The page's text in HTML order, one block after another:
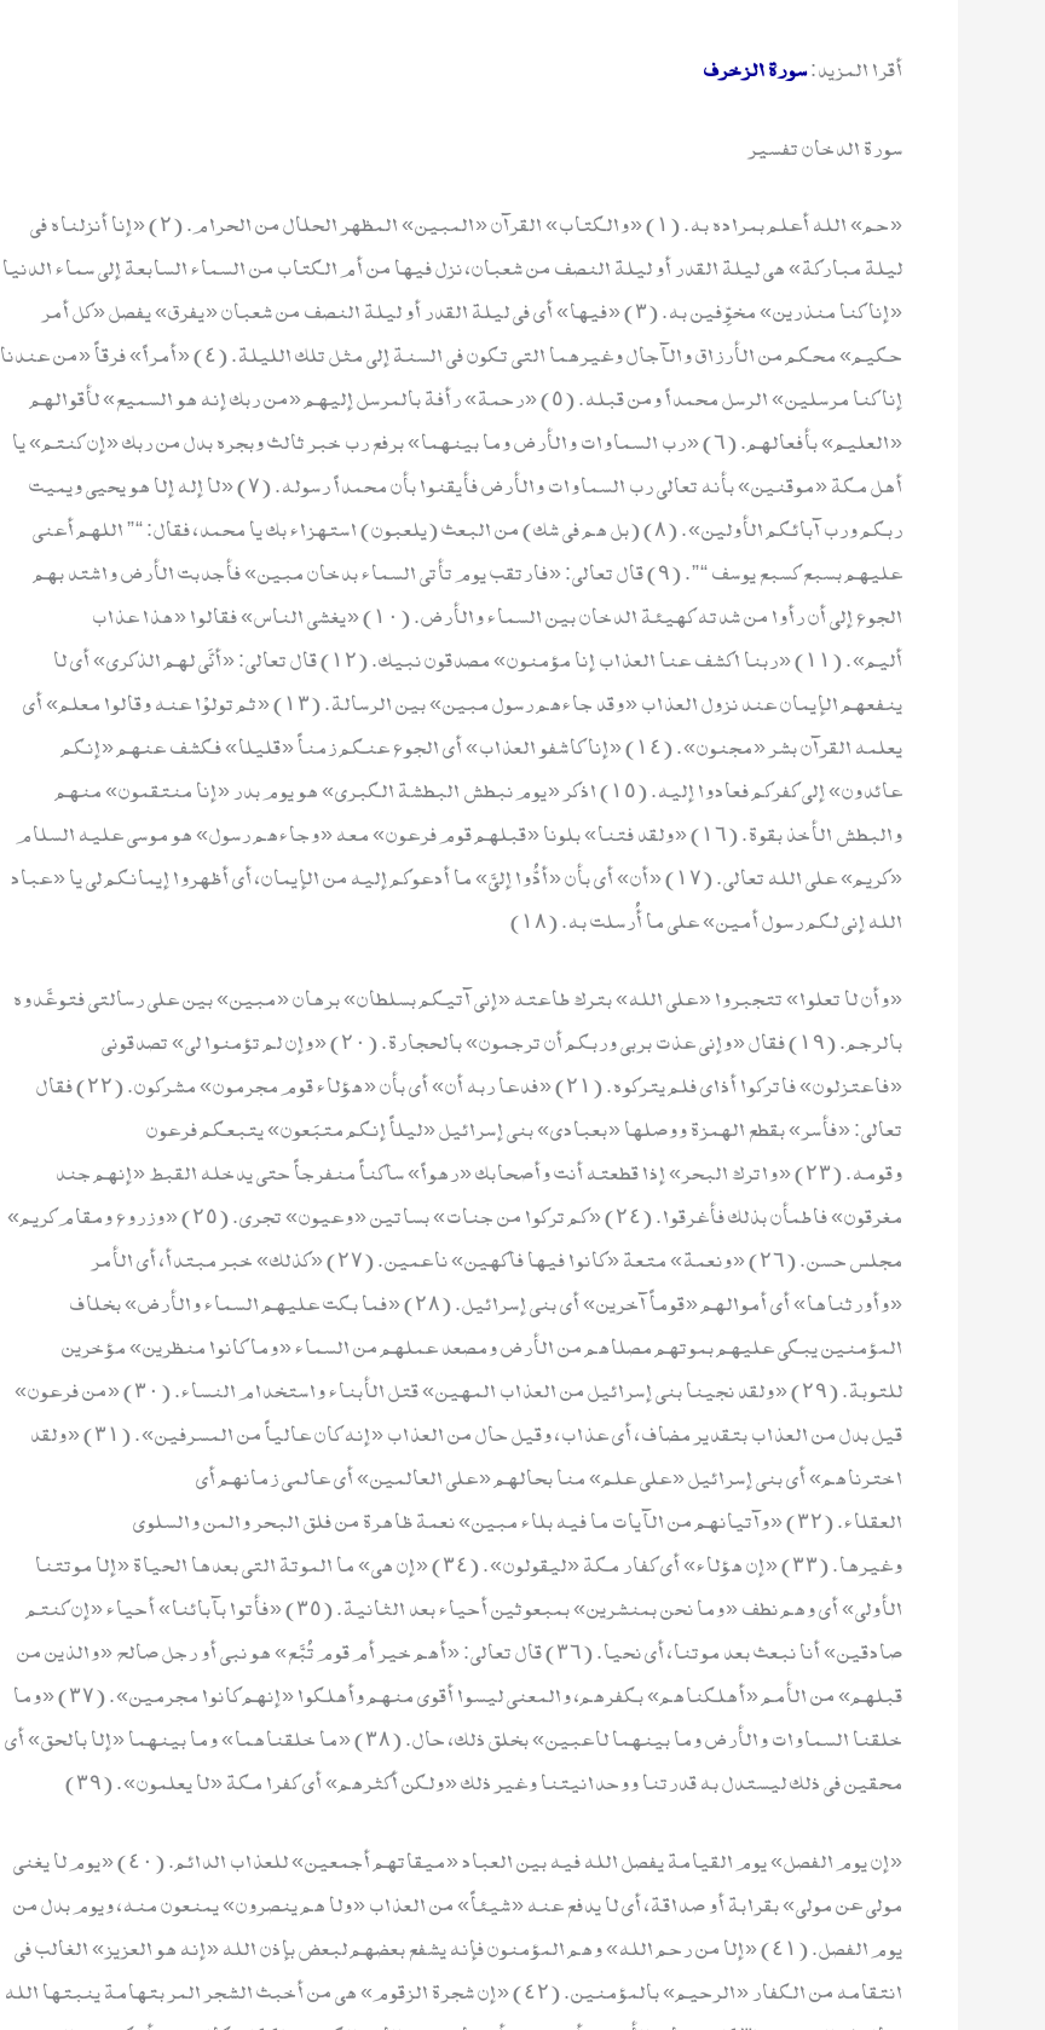
أقرا المزيد:سورة الزخرف
سورة الدخان تفسير
«حم» الله أعلم بمراده به. (١) «والكتاب» القرآن «المبين» المظهر الحلال من الحرام. (٢) «إنا أنزلناه في
ليلة مباركة» هي ليلة القدر أو ليلة النصف من شعبان، نزل فيها من أم الكتاب من السماء السابعة إلى سماء الدنيا
«إنا كنا منذرين» مخوِّفين به. (٣) «فيها» أي في ليلة القدر أو ليلة النصف من شعبان «يفرق» يفصل «كل أمر
حكيم» محكم من الأرزاق والآجال وغيرهما التي تكون في السنة إلى مثل تلك الليلة. (٤) «أمراً» فرقاً «من عندنا
إنا كنا مرسلين» الرسل محمداً ومن قبله. (٥) «رحمة» رأفة بالمرسل إليهم «من ربك إنه هو السميع» لأقوالهم
«العليم» بأفعالهم. (٦) «رب السماوات والأرض وما بينهما» برفع رب خبر ثالث وبجره بدل من ربك «إن كنتم» يا
أهل مكة «موقنين» بأنه تعالى رب السماوات والأرض فأيقنوا بأن محمداً رسوله. (٧) «لا إله إلا هو يحيي ويميت
ربكم ورب آبائكم الأولين». (٨) (بل هم في شك) من البعث (يلعبون) استهزاء بك يا محمد، فقال: “” اللهم أعني
عليهم بسبع كسبع يوسف “”. (٩) قال تعالى: «فارتقب يوم تأتي السماء بدخان مبين» فأجدبت الأرض واشتد بهم
الجوع إلى أن رأوا من شدته كهيئة الدخان بين السماء والأرض. (١٠) «يغشى الناس» فقالوا «هذا عذاب
أليم». (١١) «ربنا اكشف عنا العذاب إنا مؤمنون» مصدقون نبيك. (١٢) قال تعالى: «أنَّى لهم الذكرى» أي لا
ينفعهم الإيمان عند نزول العذاب «وقد جاءهم رسول مبين» بين الرسالة. (١٣) «ثم تولوْا عنه وقالوا معلم» أي
يعلمه القرآن بشر «مجنون». (١٤) «إنا كاشفو العذاب» أي الجوع عنكم زمناً «قليلا» فكشف عنهم «إنكم
عائدون» إلى كفركم فعادوا إليه. (١٥) اذكر «يوم نبطش البطشة الكبرى» هو يوم بدر «إنا منتقمون» منهم
والبطش الأخذ بقوة. (١٦) «ولقد فتنا» بلونا «قبلهم قوم فرعون» معه «وجاءهم رسول» هو موسى عليه السلام
«كريم» على الله تعالى. (١٧) «أن» أي بأن «أدُّوا إليَّ» ما أدعوكم إليه من الإيمان، أي أظهروا إيمانكم لي يا «عباد
الله إني لكم رسول أمين» على ما أُرسلت به. (١٨)
«وأن لا تعلوا» تتجبروا «على الله» بترك طاعته «إني آتيكم بسلطان» برهان «مبين» بين على رسالتي فتوعَّدوه
بالرجم. (١٩) فقال «وإني عذت بربي وربكم أن ترجمون» بالحجارة. (٢٠) «وإن لم تؤمنوا لي» تصدقوني
«فاعتزلون» فاتركوا أذاي فلم يتركوه. (٢١) «فدعا ربه أن» أي بأن «هؤلاء قوم مجرمون» مشركون. (٢٢) فقال
تعالى: «فأسر» بقطع الهمزة ووصلها «بعبادي» بنى إسرائيل «ليلاً إنكم متبَعون» يتبعكم فرعون
وقومه. (٢٣) «واترك البحر» إذا قطعته أنت وأصحابك «رهواً» ساكناً منفرجاً حتى يدخله القبط «إنهم جند
مغرقون» فاطمأن بذلك فأغرقوا. (٢٤) «كم تركوا من جنات» بساتين «وعيون» تجري. (٢٥) «وزروع ومقام كريم»
مجلس حسن. (٢٦) «ونعمة» متعة «كانوا فيها فاكهين» ناعمين. (٢٧) «كذلك» خبر مبتدأ، أي الأمر
«وأورثناها» أي أموالهم «قوماً آخرين» أي بني إسرائيل. (٢٨) «فما بكت عليهم السماء والأرض» بخلاف
المؤمنين يبكي عليهم بموتهم مصلاهم من الأرض ومصعد عملهم من السماء «وما كانوا منظرين» مؤخرين
للتوبة. (٢٩) «ولقد نجينا بني إسرائيل من العذاب المهين» قتل الأبناء واستخدام النساء. (٣٠) «من فرعون»
قيل بدل من العذاب بتقدير مضاف، أي عذاب، وقيل حال من العذاب «إنه كان عالياً من المسرفين». (٣١) «ولقد
اخترناهم» أي بني إسرائيل «على علم» منا بحالهم «على العالمين» أي عالمي زمانهم أي
العقلاء. (٣٢) «وآتيانهم من الآيات ما فيه بلاء مبين» نعمة ظاهرة من فلق البحر والمن والسلوى
وغيرها. (٣٣) «إن هؤلاء» أي كفار مكة «ليقولون». (٣٤) «إن هي» ما الموتة التي بعدها الحياة «إلا موتتنا
الأولى» أي وهم نطف «وما نحن بمنشرين» بمبعوثين أحياء بعد الثانية. (٣٥) «فأتوا بآبائنا» أحياء «إن كنتم
صادقين» أنا نبعث بعد موتنا، أي نحيا. (٣٦) قال تعالى: «أهم خير أم قوم تُبَّع» هو نبي أو رجل صالح «والذين من
قبلهم» من الأمم «أهلكناهم» بكفرهم، والمعنى ليسوا أقوى منهم وأهلكوا «إنهم كانوا مجرمين». (٣٧) «وما
خلقنا السماوات والأرض وما بينهما لاعبين» بخلق ذلك، حال. (٣٨) «ما خلقناهما» وما بينهما «إلا بالحق» أي
محقين في ذلك ليستدل به قدرتنا ووحدانيتنا وغير ذلك «ولكن أكثرهم» أي كفرا مكة «لا يعلمون». (٣٩)
«إن يوم الفصل» يوم القيامة يفصل الله فيه بين العباد «ميقاتهم أجمعين» للعذاب الدائم. (٤٠) «يوم لا يغني
مولى عن مولى» بقرابة أو صداقة، أي لا يدفع عنه «شيئاً» من العذاب «ولا هم ينصرون» يمنعون منه، ويوم بدل من
يوم الفصل. (٤١) «إلا من رحم الله» وهم المؤمنون فإنه يشفع بعضهم لبعض بإذن الله «إنه هو العزيز» الغالب في
انتقامه من الكفار «الرحيم» بالمؤمنين. (٤٢) «إن شجرة الزقوم» هي من أخبث الشجر المر بتهامة ينبتها الله